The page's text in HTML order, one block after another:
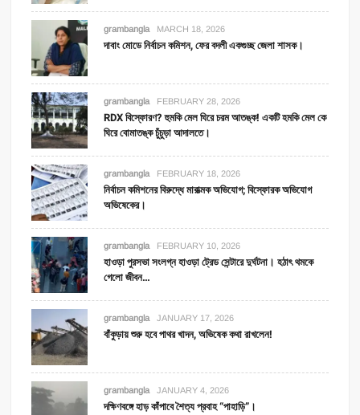
grambangla MARCH 18, 2026
দাবাং মোডে নির্বাচন কমিশন, ফের বদলী একগুচ্ছ জেলা শাসক।
grambangla FEBRUARY 28, 2026
RDX বিস্ফোরণ? হুমকি মেল ঘিরে চরম আতঙ্ক! একটি হমকি মেল কে
ঘিরে বোমাতঙ্ক চুঁচুড়া আদালতে।
grambangla FEBRUARY 18, 2026
নির্বাচন কমিশনের বিরুদ্ধে মারাত্মক অভিযোগ; বিস্ফোরক অভিযোগ
অভিষেকের।
grambangla FEBRUARY 10, 2026
হাওড়া পুরসভা সংলগ্ন হাওড়া ট্রেড সেন্টারে দুর্ঘটনা। হঠাৎ থমকে
গেলো জীবন…
grambangla JANUARY 17, 2026
বাঁকুড়ায় শুরু হবে পাথর খাদন, অভিষেক কথা রাখলেন!
grambangla JANUARY 4, 2026
দক্ষিণবঙ্গে হাড় কাঁপাবে শৈত্য প্রবাহ “পাহাড়ি”।